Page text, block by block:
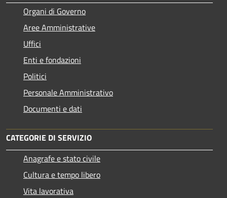
Organi di Governo
Aree Amministrative
Uffici
Enti e fondazioni
Politici
Personale Amministrativo
Documenti e dati
CATEGORIE DI SERVIZIO
Anagrafe e stato civile
Cultura e tempo libero
Vita lavorativa